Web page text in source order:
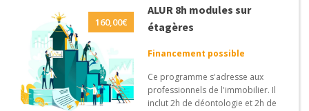
160,00€
ALUR 8h modules sur
étagères
Financement possible
Ce programme s'adresse aux
professionnels de l'immobilier. Il
inclut 2h de déontologie et 2h de